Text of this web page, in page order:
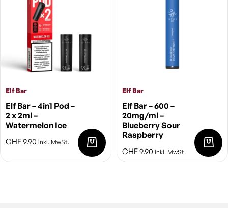
Elf Bar
Elf Bar – 4in1 Pod –
2 x 2ml –
Watermelon Ice
CHF9.90 inkl. MwSt.
Elf Bar
Elf Bar – 600 –
20mg/ml –
Blueberry Sour
Raspberry
CHF9.90 inkl. MwSt.